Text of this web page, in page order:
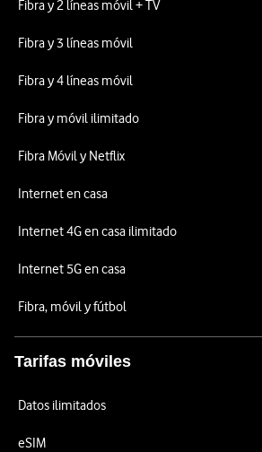
Fibra y 2 líneas móvil + TV
Fibra y 3 líneas móvil
Fibra y 4 líneas móvil
Fibra y móvil ilimitado
Fibra Móvil y Netflix
Internet en casa
Internet 4G en casa ilimitado
Internet 5G en casa
Fibra, móvil y fútbol
Tarifas móviles
Datos ilimitados
eSIM